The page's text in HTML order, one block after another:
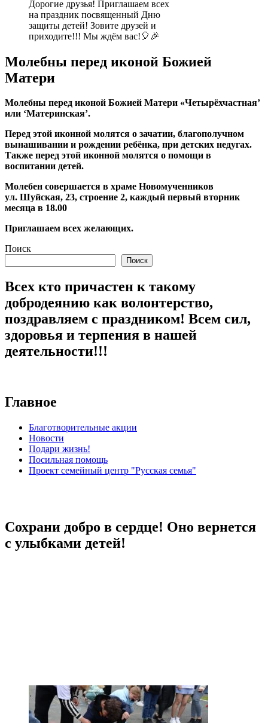
Дорогие друзья! Приглашаем всех
на праздник посвященный Дню
защиты детей! Зовите друзей и
приходите!!! Мы ждём вас!🎈🎉
Молебны перед иконой Божией
Матери
Молебны перед иконой Божией Матери «Четырёхчастная’
или ‘Материнская’.
Перед этой иконной молятся о зачатии, благополучном
вынашивании и рождении ребёнка, при детских недугах.
Также перед этой иконной молятся о помощи в
воспитании детей.
Молебен совершается в храме Новомученников
ул. Шуйская, 23, строение 2, каждый первый вторник
месяца в 18.00
Приглашаем всех желающих.
Поиск
Поиск
Всех кто причастен к такому
добродеянию как волонтерство,
поздравляем с праздником! Всем сил,
здоровья и терпения в нашей
деятельности!!!
Главное
Благотворительные акции
Новости
Подари жизнь!
Посильная помощь
Проект семейный центр "Русская семья"
Сохрани добро в сердце! Оно вернется
с улыбками детей!